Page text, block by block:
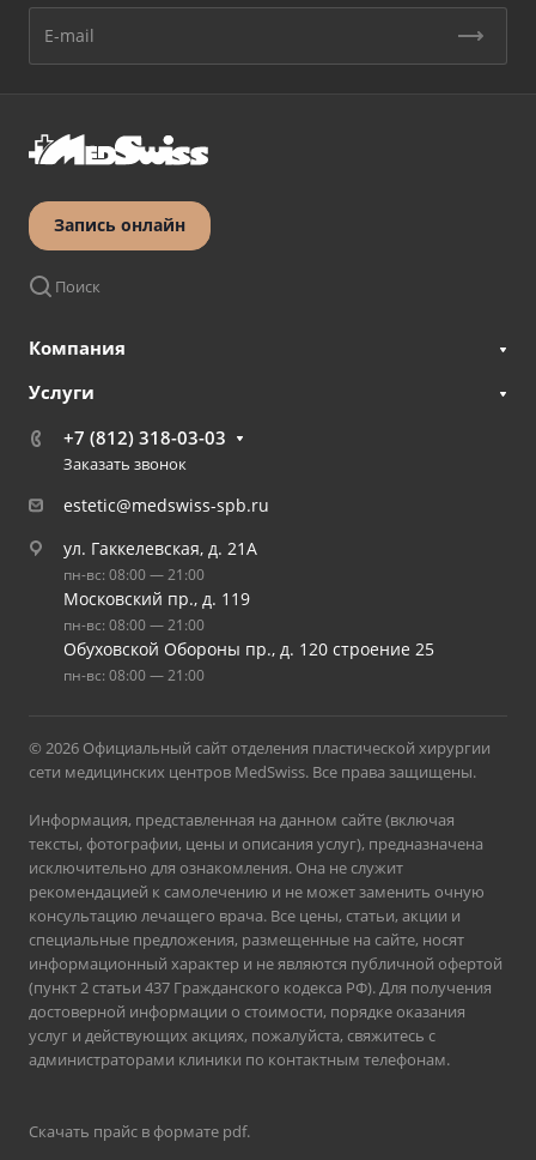
Запись онлайн
Поиск
Компания
Услуги
+7 (812) 318-03-03
Заказать звонок
estetic@medswiss-spb.ru
ул. Гаккелевская, д. 21А
пн-вс: 08:00 — 21:00
Московский пр., д. 119
пн-вс: 08:00 — 21:00
Обуховской Обороны пр., д. 120 строение 25
пн-вс: 08:00 — 21:00
© 2026 Официальный сайт отделения пластической хирургии
сети медицинских центров MedSwiss. Все права защищены.
Информация, представленная на данном сайте (включая
тексты, фотографии, цены и описания услуг), предназначена
исключительно для ознакомления. Она не служит
рекомендацией к самолечению и не может заменить очную
консультацию лечащего врача. Все цены, статьи, акции и
специальные предложения, размещенные на сайте, носят
информационный характер и не являются публичной офертой
(пункт 2 статьи 437 Гражданского кодекса РФ). Для получения
достоверной информации о стоимости, порядке оказания
услуг и действующих акциях, пожалуйста, свяжитесь с
администраторами клиники по контактным телефонам.
Скачать прайс в формате pdf.